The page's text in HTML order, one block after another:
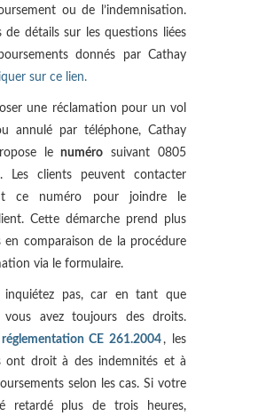
ou de l’indemnisation.
de détails sur les questions liées
donnés par Cathay
sur ce lien.
une réclamation pour un vol
annulé par téléphone, Cathay
lenuméro suivant 0805
Les clients peuvent contacter
ce numéro pour joindre le
Cette démarche prend plus
en comparaison de la procédure
via le formulaire.
inquiétez pas, car en tant que
vous avez toujours des droits.
réglementation CE 261.2004 , les
ont droit à des indemnités et à
selon les cas. Si votre
retardé plus de trois heures,